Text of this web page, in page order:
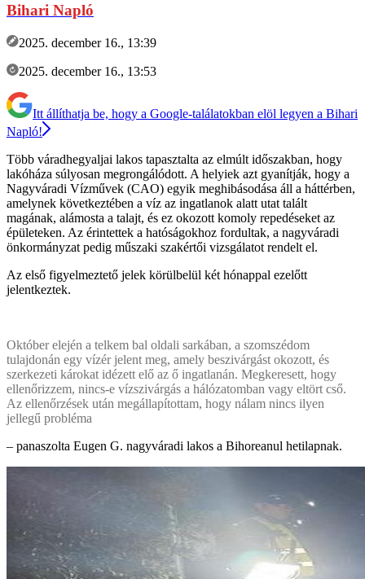
Bihari Napló
2025. december 16., 13:39
2025. december 16., 13:53
Itt állíthatja be, hogy a Google-találatokban elöl legyen a Bihari
Napló!
Több váradhegyaljai lakos tapasztalta az elmúlt időszakban, hogy
lakóháza súlyosan megrongálódott. A helyiek azt gyanítják, hogy a
Nagyváradi Vízművek (CAO) egyik meghibásodása áll a háttérben,
amelynek következtében a víz az ingatlanok alatt utat talált
magának, alámosta a talajt, és ez okozott komoly repedéseket az
épületeken. Az érintettek a hatóságokhoz fordultak, a nagyváradi
önkormányzat pedig műszaki szakértői vizsgálatot rendelt el.
Az első figyelmeztető jelek körülbelül két hónappal ezelőtt
jelentkeztek.
Október elején a telkem bal oldali sarkában, a szomszédom
tulajdonán egy vízér jelent meg, amely beszivárgást okozott, és
szerkezeti károkat idézett elő az ő ingatlanán. Megkeresett, hogy
ellenőrizzem, nincs-e vízszivárgás a hálózatomban vagy eltört cső.
Az ellenőrzések után megállapítottam, hogy nálam nincs ilyen
jellegű probléma
– panaszolta Eugen G. nagyváradi lakos a Bihoreanul hetilapnak.